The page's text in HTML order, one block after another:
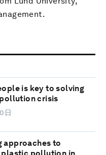
is key to solving
crisis
日
approaches to